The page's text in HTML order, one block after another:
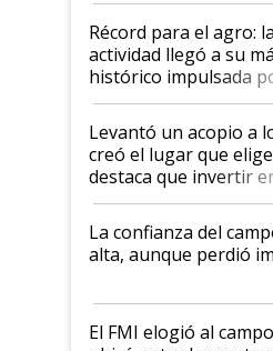
diez dólares y sostuvo
liderazgo en un
récord
Récord para el agro: la
actividad llegó a su
histórico impulsada
cosecha y las
Levantó un acopio a
creó el lugar que
destaca que invertir
kirchnerismo era
plata a un hijo para
Juan Félix Rossetti, el
que de una dura
de Milei
La confianza del
alta, aunque perdió
El FMI elogió al